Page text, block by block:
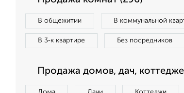
В общежитии В коммунальной
В 3‑к квартире Без посредников
Продажа домов, дач,